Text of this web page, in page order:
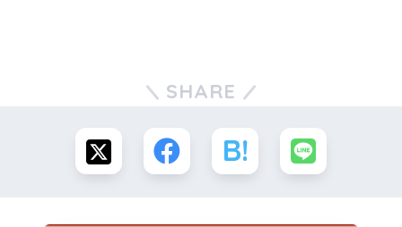
SHARE